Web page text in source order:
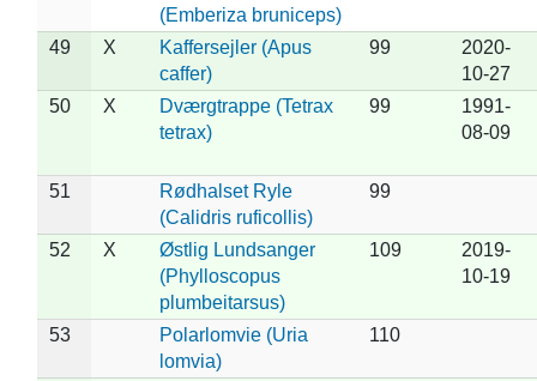
(Emberiza bruniceps)
49 X
Kaffersejler (Apus
caffer)
99
2020-
10-27
50
X
Dværgtrappe (Tetrax
tetrax)
99
1991-
08-09
51
Rødhalset Ryle
(Calidris ruficollis)
99
52 X
Østlig Lundsanger
(Phylloscopus
plumbeitarsus)
109
2019-
10-19
53
Polarlomvie (Uria
lomvia)
110